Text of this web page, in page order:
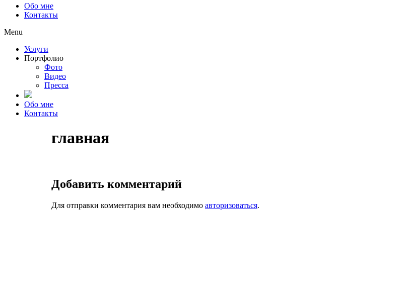
Обо мне
Контакты
Menu
Услуги
Портфолио
Фото
Видео
Пресса
Обо мне
Контакты
главная
Добавить комментарий
Для отправки комментария вам необходимо авторизоваться.